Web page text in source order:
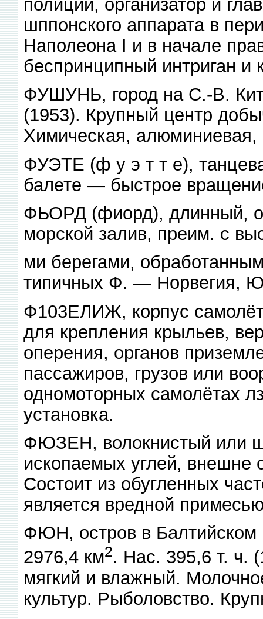
полиции, организатор и
шппонского аппарата в
Наполеона I и в начале
беспринципный интриган и
ФУШУНЬ, город на С.-В.
(1953). Крупный центр
Химическая, алюминиевая,
ФУЭТЕ (ф у э т т е),
балете — быстрое
ФЬОРД (фиорд), длинный,
морской залив, преим. с
ми берегами,
типичных Ф. — Норвегия,
Ф103ЕЛИЖ, корпус
для крепления крыльев,
оперения, органов
пассажиров, грузов или
одномоторных самолётах
установка.
ФЮЗЕН, волокнистый или
ископаемых углей, внешне
Состоит из обугленных
является вредной
ФЮН, остров в Балтийском
2976,4 км2. Нас. 395,6 т. ч.
мягкий и влажный.
культур. Рыболовство.